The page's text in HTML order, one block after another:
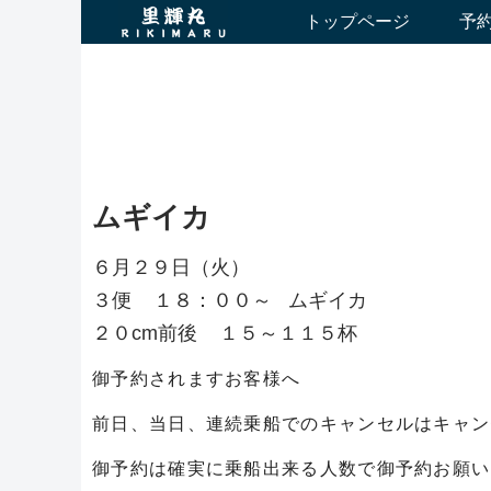
トップページ 予
ムギイカ
６月２９日（火）
３便 １８：００～ ムギイカ
２０cm前後 １５～１１５杯
御予約されますお客様へ
前日、当日、連続乗船でのキャンセルはキャ
御予約は確実に乗船出来る人数で御予約お願